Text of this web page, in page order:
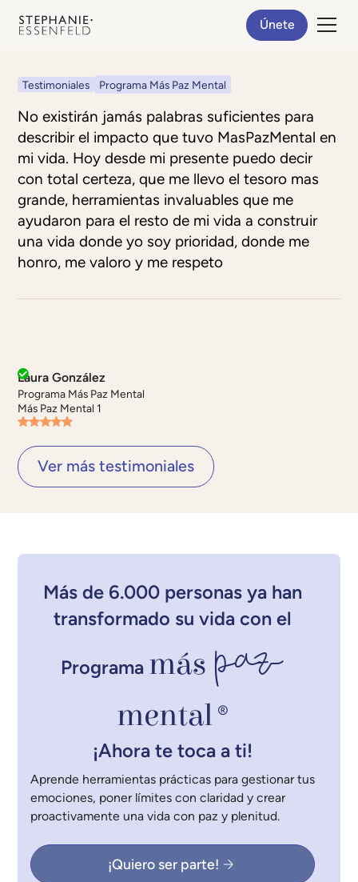
Únete
Testimoniales Programa Más Paz Mental
No existirán jamás palabras suficientes para
describir el impacto que tuvo MasPazMental en
mi vida. Hoy desde mi presente puedo decir
con total certeza, que me llevo el tesoro mas
grande, herramientas invaluables que me
ayudaron para el resto de mi vida a construir
una vida donde yo soy prioridad, donde me
honro, me valoro y me respeto
Laura González
Programa Más Paz Mental
Más Paz Mental 1
Ver más testimoniales
Más de 6.000 personas ya han
transformado su vida con el
Programa más paz
mental ®
¡Ahora te toca a ti!
Aprende herramientas prácticas para gestionar tus
emociones, poner límites con claridad y crear
proactivamente una vida con paz y plenitud.
¡Quiero ser parte!